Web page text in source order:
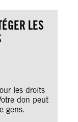
LES
les droits
don peut
gens.